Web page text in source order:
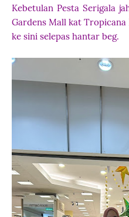
Kebetulan Pesta Serigala
Gardens Mall kat Tropicana
ke sini selepas hantar beg.